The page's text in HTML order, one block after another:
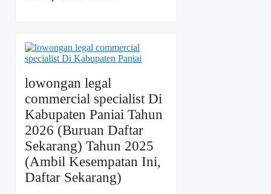
lowongan legal
commercial specialist Di
Kabupaten Paniai Tahun
2026 (Buruan Daftar
Sekarang) Tahun 2025
(Ambil Kesempatan Ini,
Daftar Sekarang)